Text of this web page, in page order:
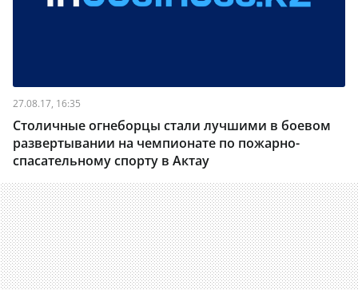
27.08.17, 16:35
Столичные огнеборцы стали лучшими в боевом
развертывании на чемпионате по пожарно-
спасательному спорту в Актау